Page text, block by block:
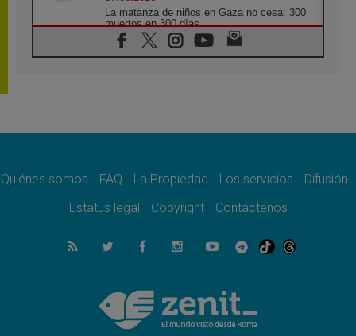
La matanza de niños en Gaza no cesa: 300
muertos en 300 días
07.08.2026
Tagle: La guerra desfigura el mundo, solo la
como misión al servicio del Evangelio
SIGNIS 2026, dar voz a las religiosas en el
espacio público
07.08.2026
Lanzan un proyecto de empoderamiento
Programa oficial del Viaje Apostólico del
Papa León XIV a Francia
Quiénes somos FAQ La Propiedad Los servicios
Difusión
Estatus legal
Copyright Contáctenos